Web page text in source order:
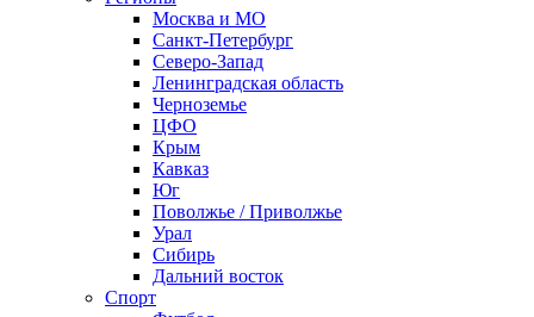
Москва и МО
Санкт-Петербург
Северо-Запад
Ленинградская область
Черноземье
ЦФО
Крым
Кавказ
Юг
Поволжье / Приволжье
Урал
Сибирь
Дальний восток
Спорт